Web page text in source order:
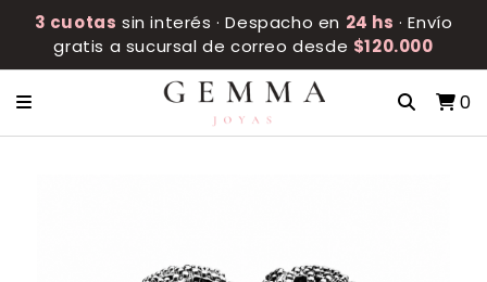
3 cuotas sin interés · Despacho en 24 hs · Envío
gratis a sucursal de correo desde $120.000
0